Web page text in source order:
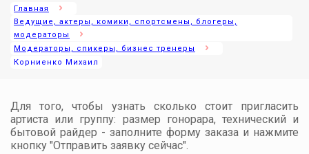
Главная
Ведущие, актеры, комики, спортсмены, блогеры,
модераторы
Модераторы, спикеры, бизнес тренеры
Корниенко Михаил
Для того, чтобы узнать сколько стоит пригласить
артиста или группу: размер гонорара, технический и
бытовой райдер - заполните форму заказа и нажмите
кнопку "Отправить заявку сейчас".